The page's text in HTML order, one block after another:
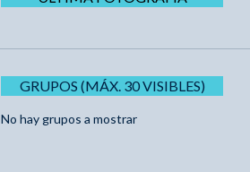
GRUPOS (MÁX. 30 VISIBLES)
No hay grupos a mostrar